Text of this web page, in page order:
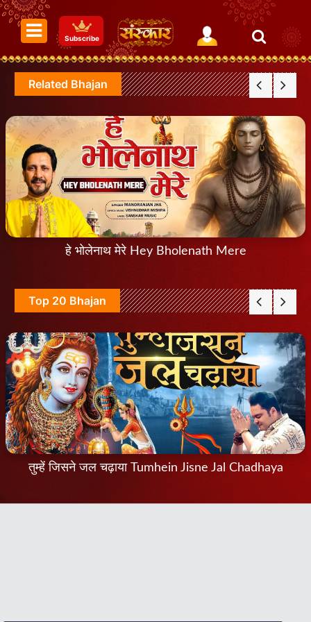
Subscribe
Related Bhajan
हे भोलेनाथ मेरे Hey Bholenath Mere
Top 20 Bhajan
तुम्हें जिसने जल चढ़ाया Tumhein Jisne Jal Chadhaya